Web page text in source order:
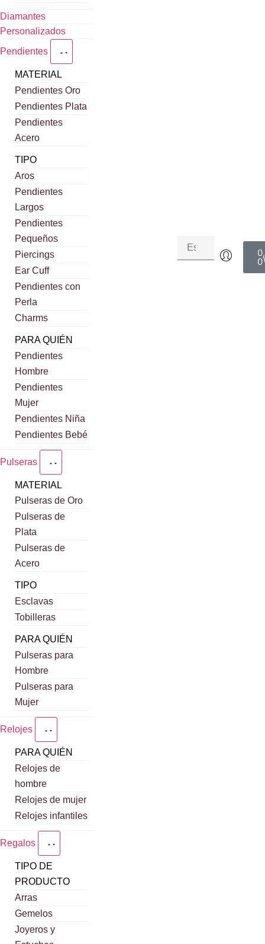
Diamantes
Personalizados
Pendientes
MATERIAL
Pendientes Oro
Pendientes Plata
Pendientes
Acero
TIPO
Aros
Pendientes
Largos
Pendientes
Pequeños
Piercings
Ear Cuff
Pendientes con
Perla
Charms
PARA QUIÉN
Pendientes
Hombre
Pendientes
Mujer
Pendientes Niña
Pendientes Bebé
Pulseras
MATERIAL
Pulseras de Oro
Pulseras de
Plata
Pulseras de
Acero
TIPO
Esclavas
Tobilleras
PARA QUIÉN
Pulseras para
Hombre
Pulseras para
Mujer
Relojes
PARA QUIÉN
Relojes de
hombre
Relojes de mujer
Relojes infantiles
Regalos
TIPO DE
PRODUCTO
Arras
Gemelos
Joyeros y
0